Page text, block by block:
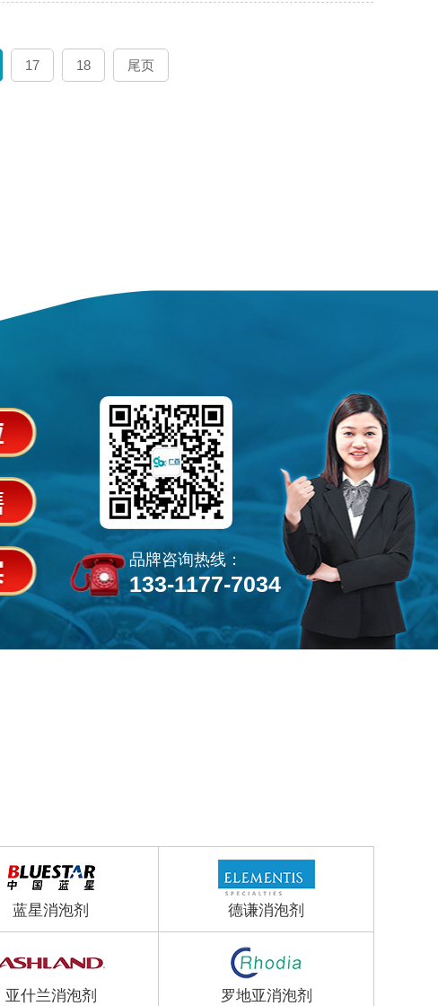
17 18 尾页
品牌咨询热线：
133-1177-7034
蓝星消泡剂 德谦消泡剂
亚什兰消泡剂 罗地亚消泡剂